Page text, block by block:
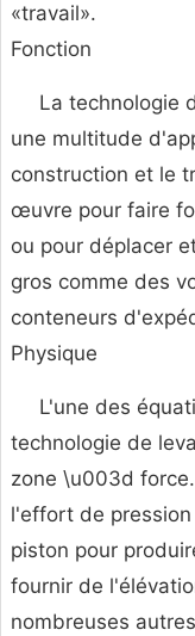
«travail».
Fonction
La technologie
une multitude
construction et le
œuvre pour faire
ou pour déplacer
gros comme des
conteneurs
Physique
L'une des
technologie de
zone \u003d
l'effort de
piston pour
fournir de
nombreuses